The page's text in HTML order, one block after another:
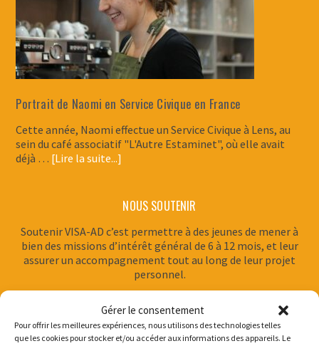
Gérer le consentement
Pour offrir les meilleures expériences, nous utilisons des technologies telles
que les cookies pour stocker et/ou accéder aux informations des appareils. Le
Portrait de Naomi en Service Civique en France
Cette année, Naomi effectue un Service Civique à Lens, au
sein du café associatif "L'Autre Estaminet", où elle avait
déjà … [Lire la suite...]
NOUS SOUTENIR
Soutenir VISA-AD c’est permettre à des jeunes de mener à
bien des missions d’intérêt général de 6 à 12 mois, et leur
assurer un accompagnement tout au long de leur projet
personnel.